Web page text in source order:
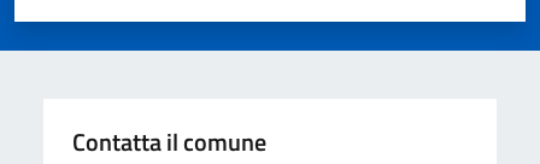
Valuta 5 stelle su 5
Valuta 4 stelle su 5
Valuta 3 stelle su 5
Valuta 2 stelle su 5
Valuta 1 stelle su 5
Contatta il comune